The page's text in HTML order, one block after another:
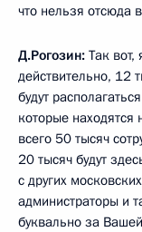
что нельзя отсюда
Д.Рогозин: Так вот,
действительно, 12
будут
которые находятся
всего 50 тысяч
20 тысяч будут
с других
администраторы и
буквально за